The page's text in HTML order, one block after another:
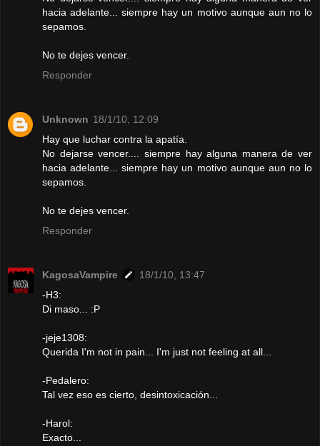
hacia adelante... siempre hay un motivo aunque aun no lo
sepamos.
No te dejes vencer.
Responder
Unknown 18/1/10, 12:09
Hay que luchar contra la apatía.
No dejarse vencer.... siempre hay alguna manera de ver
hacia adelante... siempre hay un motivo aunque aun no lo
sepamos.
No te dejes vencer.
Responder
KagosaVampire
18/1/10, 13:47
-H3:
Di maso... :P
-jeje1308:
Querida I'm not in pain... I'm just not feeling at all...
-Pedalero:
Tal vez eso es cierto, desintoxicación...
-Harol:
Exacto...